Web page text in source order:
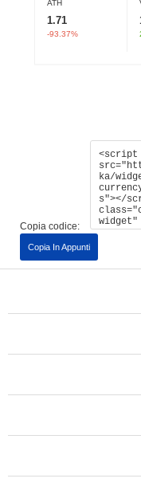
Copia codice:
Copia In Appunti